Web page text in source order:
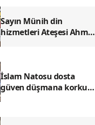
Sayın Münih din
hizmetleri Ateşesi Ahmet
İslam Natosu dosta
güven düşmana korku